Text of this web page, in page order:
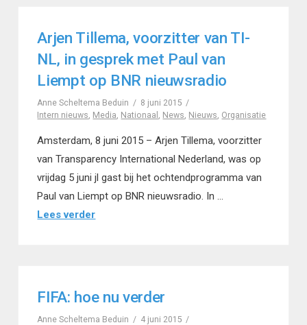
Arjen Tillema, voorzitter van TI-
NL, in gesprek met Paul van
Liempt op BNR nieuwsradio
Anne Scheltema Beduin
8 juni 2015
Intern nieuws, Media, Nationaal , News, Nieuws, Organisatie
Amsterdam, 8 juni 2015 – Arjen Tillema, voorzitter
van Transparency International Nederland, was op
vrijdag 5 juni jl gast bij het ochtendprogramma van
Paul van Liempt op BNR nieuwsradio. In …
Lees verder
FIFA: hoe nu verder
Anne Scheltema Beduin
4 juni 2015